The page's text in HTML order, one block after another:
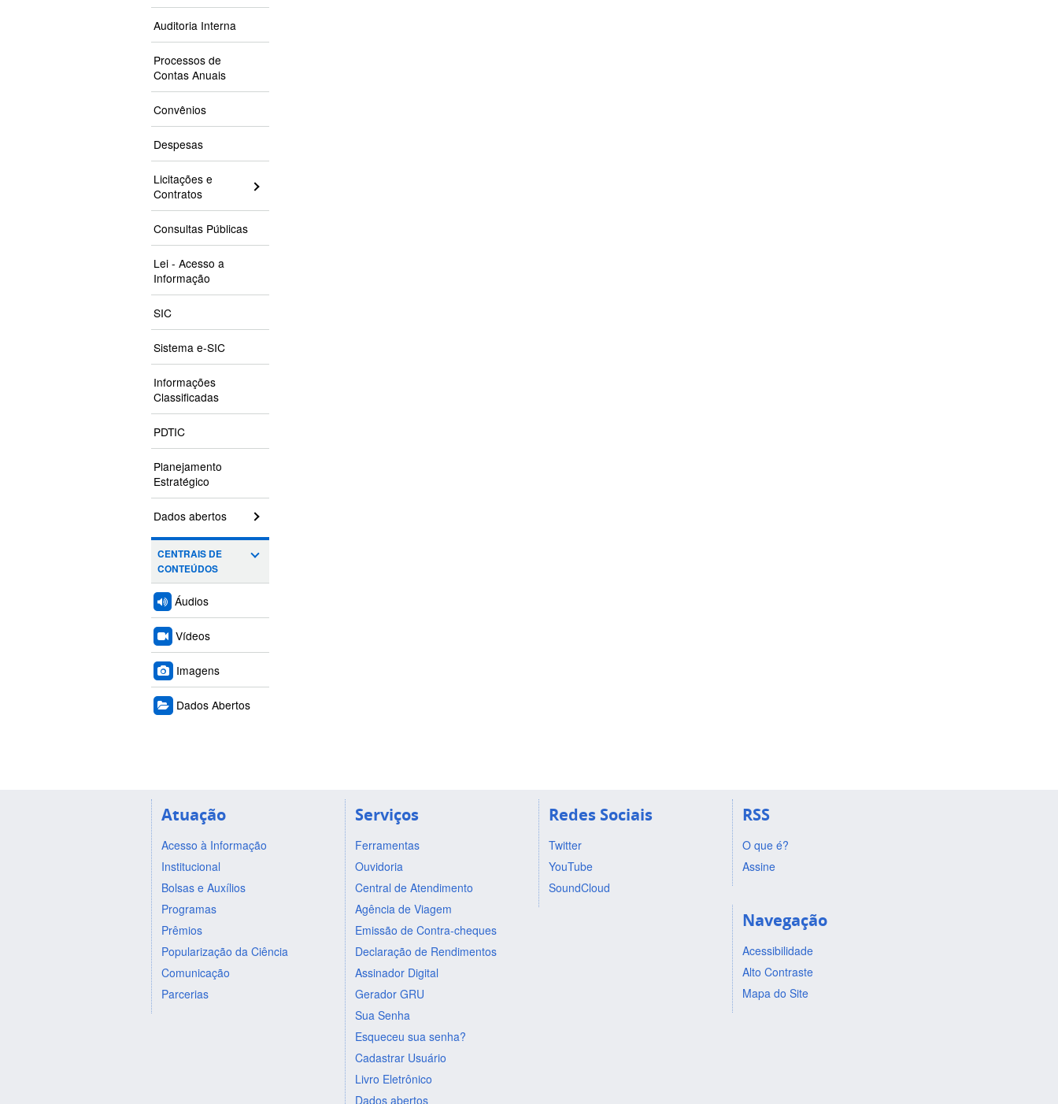
Auditoria Interna
Processos de
Contas Anuais
Convênios
Despesas
Licitações e
Contratos
Consultas Públicas
Lei - Acesso a
Informação
SIC
Sistema e-SIC
Informações
Classificadas
PDTIC
Planejamento
Estratégico
Dados abertos
CENTRAIS DE
CONTEÚDOS
Áudios
Vídeos
Imagens
Dados Abertos
Atuação
Acesso à Informação
Institucional
Bolsas e Auxílios
Programas
Prêmios
Popularização da Ciência
Comunicação
Parcerias
Serviços
Ferramentas
Ouvidoria
Central de Atendimento
Agência de Viagem
Emissão de Contra-cheques
Declaração de Rendimentos
Assinador Digital
Gerador GRU
Sua Senha
Esqueceu sua senha?
Cadastrar Usuário
Livro Eletrônico
Dados abertos
Redes Sociais
Twitter
YouTube
SoundCloud
RSS
O que é?
Assine
Navegação
Acessibilidade
Alto Contraste
Mapa do Site